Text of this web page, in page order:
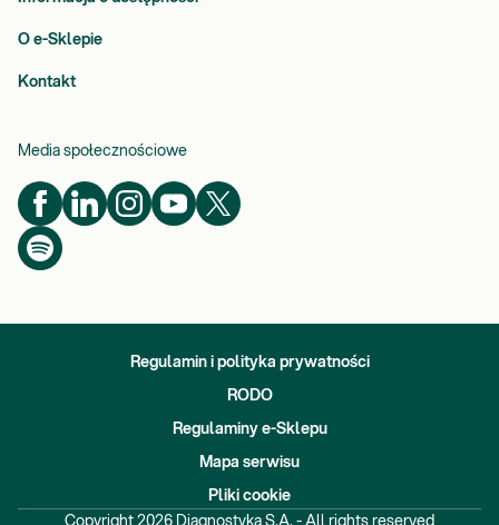
O e-Sklepie
Kontakt
Media społecznościowe
Regulamin i polityka prywatności
RODO
Regulaminy e-Sklepu
Mapa serwisu
Pliki cookie
Copyright 2026 Diagnostyka S.A. - All rights reserved